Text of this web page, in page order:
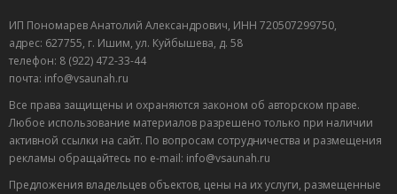
ИП Пономарев Анатолий Александрович, ИНН 720507299750,
адрес: 627755, г. Ишим, ул. Куйбышева, д. 58
телефон: 8 (922) 472-33-44
почта: info@vsaunah.ru
Все права защищены и охраняются законом об авторском праве.
Любое использование материалов разрешено только при наличии
активной ссылки на сайт. По вопросам сотрудничества и размещения
рекламы обращайтесь по e-mail: info@vsaunah.ru
Предложения владельцев объектов, цены на их услуги, размещенные